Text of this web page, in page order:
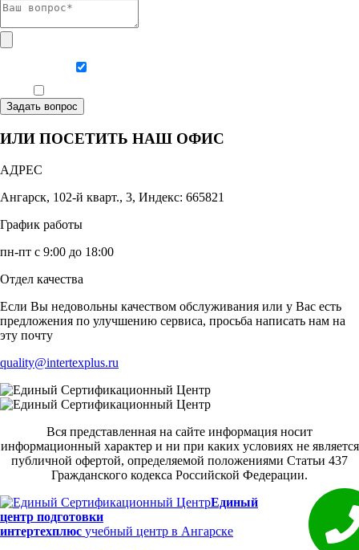
Задать вопрос
ИЛИ ПОСЕТИТЬ НАШ ОФИС
АДРЕС
Ангарск, 102-й кварт., 3, Индекс: 665821
График работы
пн-пт с 9:00 до 18:00
Отдел качества
Если Вы недовольны качеством обслуживания или у Вас есть
предложения по улучшению сервиса, просьба написать нам на
эту почту
quality@intertexplus.ru
Вся представленная на сайте информация носит
информационный характер и ни при каких условиях не является
публичной офертой, определяемой положениями Статьи 437
Гражданского кодекса Российской Федерации.
Единый
центр подготовки
интертехплюс учебный центр в Ангарске